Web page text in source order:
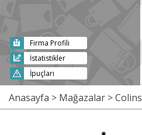
Firma Profili
İstatistikler
İpuçları
Anasayfa > Mağazalar > Colins